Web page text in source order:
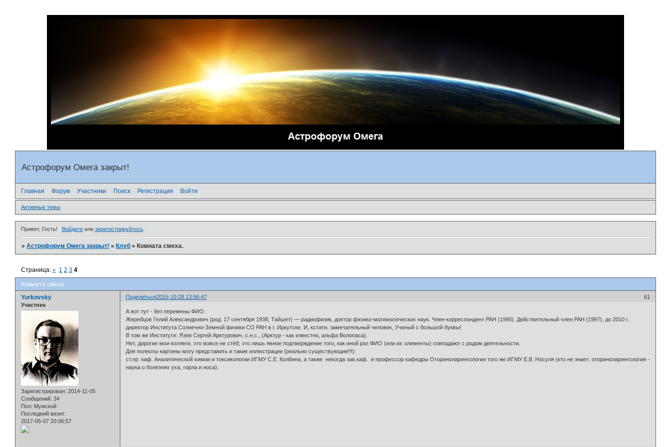
Астрофорум Омега закрыт!
Главная Форум Участники Поиск Регистрация Войти
Активные темы
Привет, Гость! Войдитеили зарегистрируйтесь.
»Астрофорум Омега закрыт! »Клуб »Комната смеха.
Комната смеха.
Страница:« 1 2 3 4
Поделиться 61
2015-10-28 13:56:47
Yurkovsky
Участник
Зарегистрирован: 2014-11-05
Сообщений: 34
Пол: Мужской
Последний визит:
2017-05-07 20:06:57
А вот тут - без перемены ФИО:
Жеребцов Гелий Александрович (род. 17 сентября 1938, Тайшет) — радиофизик, доктор физико-математических наук. Член-корреспондент РАН (1990). Действительный член РАН (1997), до 2010 г.
директор Института Солнечно-Земной физики СО РАН в г. Иркутске. И, кстати, замечательный человек, Ученый с большой буквы!
В том же Институте: Язев Сергей Арктурович, с.н.с., (Арктур - как известно, альфа Волопаса).
Нет, дорогие мои коллеги, это вовсе не стёб; это лишь явное подтверждение того, как иной раз ФИО (или их элементы) совпадают с родом деятельности.
Для полноты картины могу представить и такие иллюстрации (реально существующие!!!):
ст.пр. каф. Аналитической химии и токсикологии ИГМУ С.Е. Колбина, а также некогда зав.каф. и профессор кафедры Оториноларингологии того же ИГМУ Е.В. Носуля (кто не знает: оториноларингология -
наука о болезнях уха, горла и носа).